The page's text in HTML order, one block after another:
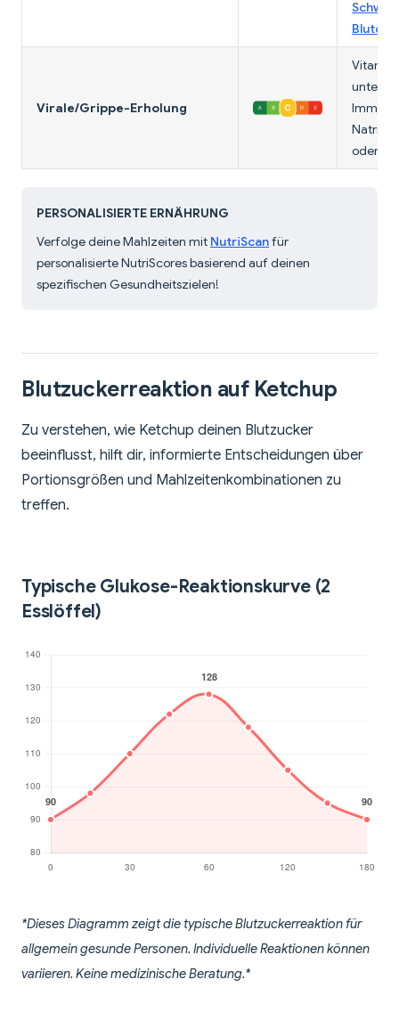
Virale/Grippe-Erholung
Vitamin
oder
PERSONALISIERTE ERNÄHRUNG
Verfolge deine Mahlzeiten mit NutriScanfür
personalisierte NutriScores basierend auf deinen
spezifischen Gesundheitszielen!
Blutzuckerreaktion auf Ketchup
Zu verstehen, wie Ketchup deinen Blutzucker
beeinflusst, hilft dir, informierte Entscheidungen über
Portionsgrößen und Mahlzeitenkombinationen zu
treffen.
Typische Glukose-Reaktionskurve (2
Esslöffel)
*Dieses Diagramm zeigt die typische Blutzuckerreaktion für
allgemein gesunde Personen. Individuelle Reaktionen können
variieren. Keine medizinische Beratung.*